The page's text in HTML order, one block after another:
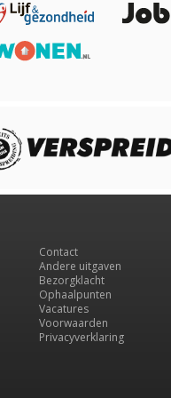
Contact
Andere uitgaven
Bezorgklacht
Ophaalpunten
Vacatures
Voorwaarden
Privacyverklaring